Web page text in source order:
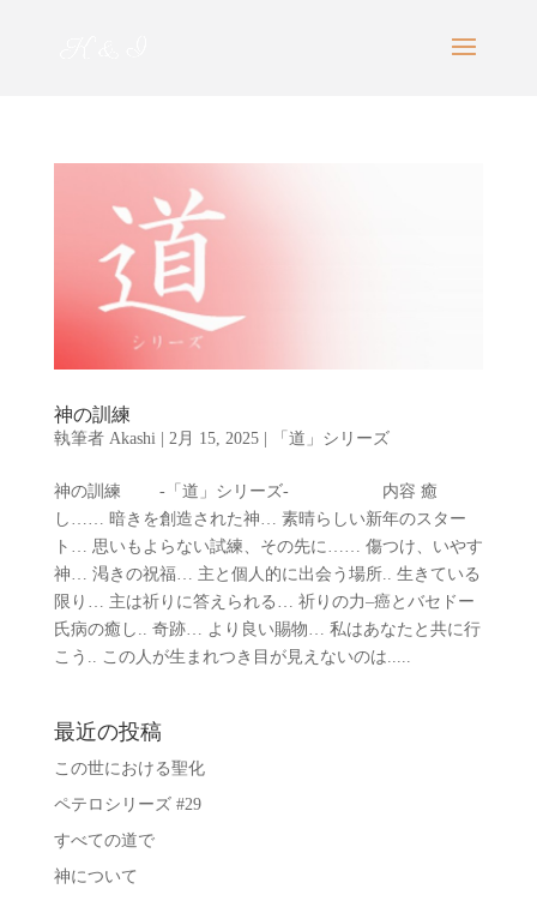
神の訓練
執筆者 Akashi 2月 15, 2025| 「道」シリーズ
神の訓練 -「道」シリーズ- 内容 癒
し…… 暗きを創造された神… 素晴らしい新年のスター
ト… 思いもよらない試練、その先に…… 傷つけ、いやす
神… 渇きの祝福… 主と個人的に出会う場所.. 生きている
限り… 主は祈りに答えられる… 祈りの力–癌とバセドー
氏病の癒し.. 奇跡… より良い賜物… 私はあなたと共に行
こう.. この人が生まれつき目が見えないのは.....
最近の投稿
この世における聖化
ペテロシリーズ #29
すべての道で
神について